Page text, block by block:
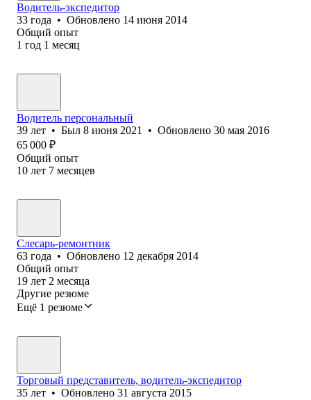
Водитель-экспедитор
33 года • Обновлено 14 июня 2014
Общий опыт
1 год 1 месяц
Водитель персональный
39 лет • Был 8 июня 2021 • Обновлено 30 мая 2016
65 000 ₽
Общий опыт
10 лет 7 месяцев
Слесарь-ремонтник
63 года • Обновлено 12 декабря 2014
Общий опыт
19 лет 2 месяца
Другие резюме
Ещё 1 резюме
Торговый представитель, водитель-экспедитор
35 лет • Обновлено 31 августа 2015